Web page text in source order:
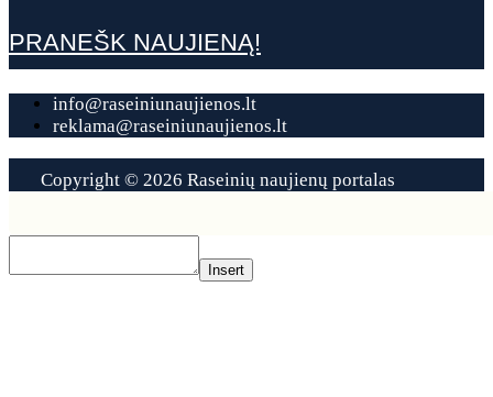
PRANEŠK NAUJIENĄ!
info@raseiniunaujienos.lt
reklama@raseiniunaujienos.lt
Copyright © 2026 Raseinių naujienų portalas
Contact
Insert